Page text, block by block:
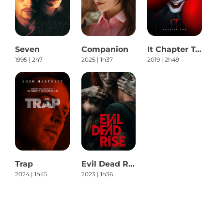
Seven
1995 | 2h7
Companion
2025 | 1h37
It Chapter Two
2019 | 2h49
Trap
2024 | 1h45
Evil Dead Rise - O Despertar
2023 | 1h36